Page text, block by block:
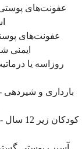
عفونت‌های پوستی
عفونت‌های
ایمنی
روزاسه یا
بارداری و شیردهی